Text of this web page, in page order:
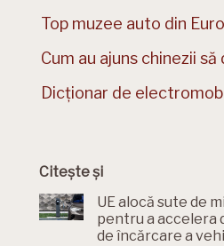
Top muzee auto din
Cum au ajuns chinezii să
Dicționar de
Citește și
UE alocă sute de
pentru a accelera
de încărcare a